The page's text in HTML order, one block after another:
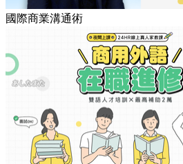
國際商業溝通術